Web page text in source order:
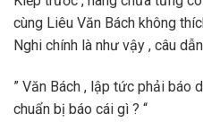
cùng Liêu Văn Bách không
Nghi chính là như vậy , câu
” Văn Bách , lập tức phải báo
chuẩn bị báo cái gì ? “